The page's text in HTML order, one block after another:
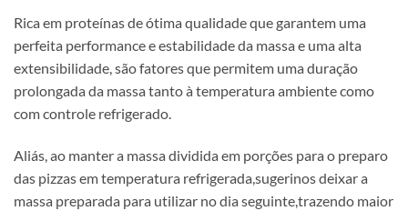
Rica em proteínas de ótima qualidade que garantem uma
perfeita performance e estabilidade da massa e uma alta
extensibilidade, são fatores que permitem uma duração
prolongada da massa tanto à temperatura ambiente como
com controle refrigerado.
Aliás, ao manter a massa dividida em porções para o preparo
das pizzas em temperatura refrigerada,sugerinos deixar a
massa preparada para utilizar no dia seguinte,trazendo maior